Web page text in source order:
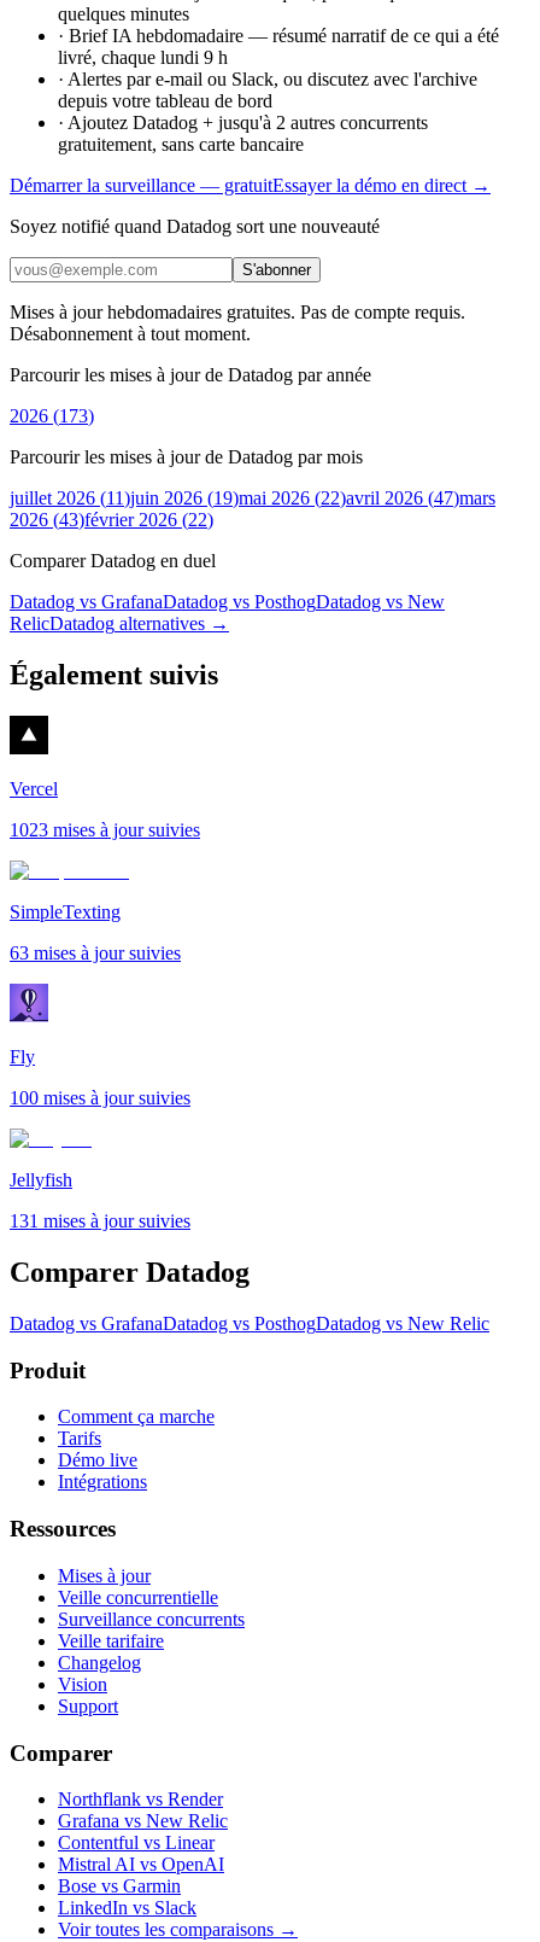
quelques minutes
· Brief IA hebdomadaire — résumé narratif de ce qui a été
livré, chaque lundi 9 h
· Alertes par e-mail ou Slack, ou discutez avec l'archive
depuis votre tableau de bord
· Ajoutez Datadog + jusqu'à 2 autres concurrents
gratuitement, sans carte bancaire
Démarrer la surveillance — gratuitEssayer la démo en direct →
Soyez notifié quand Datadog sort une nouveauté
S'abonner
Mises à jour hebdomadaires gratuites. Pas de compte requis.
Désabonnement à tout moment.
Parcourir les mises à jour de Datadog par année
2026 (173)
Parcourir les mises à jour de Datadog par mois
juillet 2026 (11)juin 2026 (19)mai 2026 (22)avril 2026 (47)mars
2026 (43)février 2026 (22)
Comparer Datadog en duel
Datadog vs GrafanaDatadog vs PosthogDatadog vs New
RelicDatadog alternatives →
Également suivis
Vercel
1023 mises à jour suivies
SimpleTexting
63 mises à jour suivies
Fly
100 mises à jour suivies
Jellyfish
131 mises à jour suivies
Comparer Datadog
Datadog vs GrafanaDatadog vs PosthogDatadog vs New Relic
Produit
Comment ça marche
Tarifs
Démo live
Intégrations
Ressources
Mises à jour
Veille concurrentielle
Surveillance concurrents
Veille tarifaire
Changelog
Vision
Support
Comparer
Northflank vs Render
Grafana vs New Relic
Contentful vs Linear
Mistral AI vs OpenAI
Bose vs Garmin
LinkedIn vs Slack
Voir toutes les comparaisons →